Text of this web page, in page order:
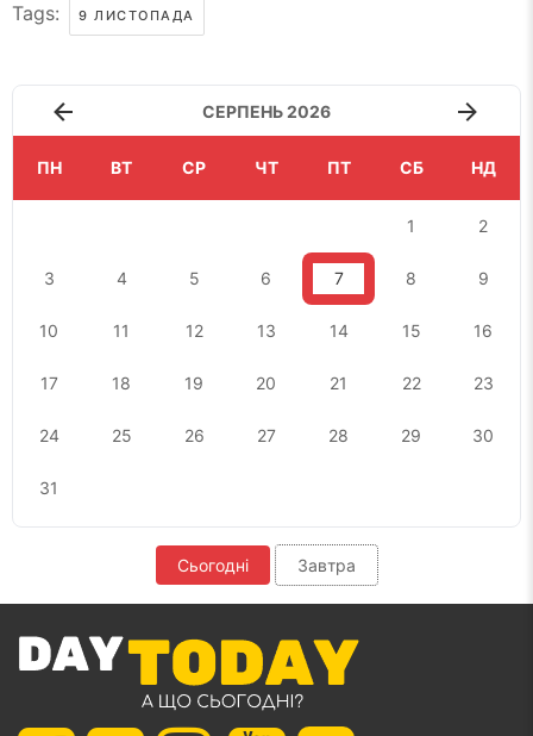
Tags: 9 ЛИСТОПАДА
СЕРПЕНЬ 2026
ПН ВТ СР ЧТ ПТ СБ НД
1 2
3 4 5 6 7 8 9
10 11 12 13 14 15 16
17 18 19 20 21 22 23
24 25 26 27 28 29 30
31
Сьогодні Завтра